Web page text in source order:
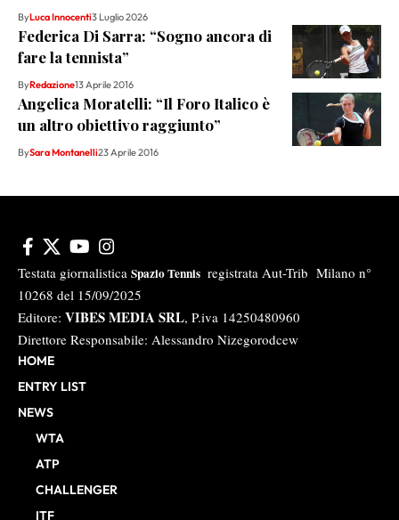
ByLuca Innocenti3 Luglio 2026
Federica Di Sarra: “Sogno ancora di
fare la tennista”
ByRedazione13 Aprile 2016
Angelica Moratelli: “Il Foro Italico è
un altro obiettivo raggiunto”
BySara Montanelli23 Aprile 2016
Testata giornalistica Spazio Tennis registrata Aut-Trib Milano n°
10268 del 15/09/2025
Editore: VIBES MEDIA SRL, P.iva 14250480960
Direttore Responsabile: Alessandro Nizegorodcew
HOME
ENTRY LIST
NEWS
WTA
ATP
CHALLENGER
ITF